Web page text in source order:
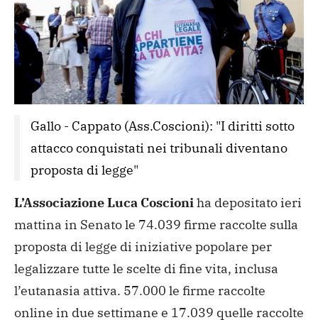
Gallo - Cappato (Ass.Coscioni): "I diritti sotto
attacco conquistati nei tribunali diventano
proposta di legge"
L’Associazione Luca Coscioniha depositato ieri
mattina in Senato le 74.039 firme raccolte sulla
proposta di legge di iniziative popolare per
legalizzare tutte le scelte di fine vita, inclusa
l’eutanasia attiva. 57.000 le firme raccolte
online in due settimane e 17.039 quelle raccolte